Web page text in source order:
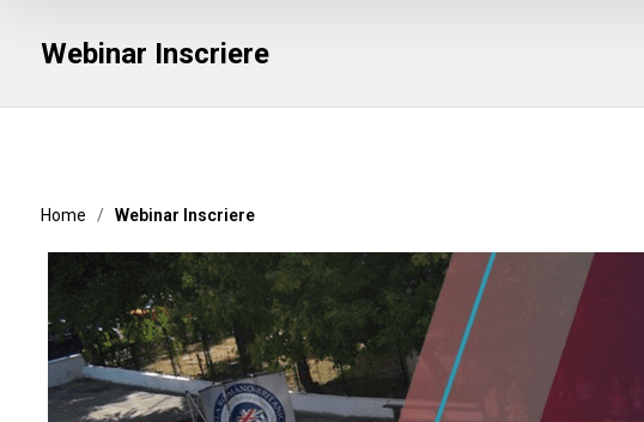
Webinar Inscriere
Home / Webinar Inscriere